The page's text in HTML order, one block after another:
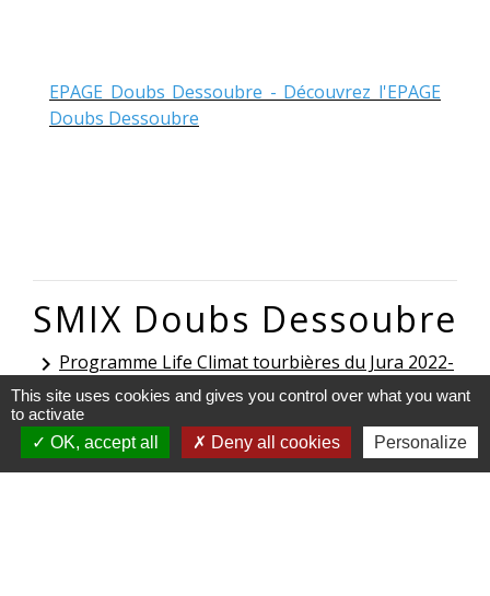
EPAGE Doubs Dessoubre - Découvrez l'EPAGE
Doubs Dessoubre
SMIX Doubs Dessoubre
keyboard_arrow_right Programme Life Climat tourbières du Jura 2022-
2023
This site uses cookies and gives you control over what you want
to activate
OK, accept all
Deny all cookies Personalize